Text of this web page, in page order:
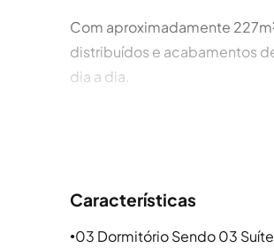
Com aproximadamente
distribuídos e acabamentos
dia a dia.
Os dormitórios possuem
Características
●03 Dormitório Sendo 03